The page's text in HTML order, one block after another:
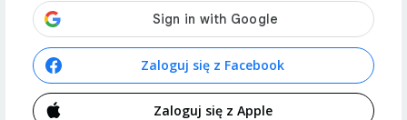
Zaloguj się z Facebook
Zaloguj się z Apple